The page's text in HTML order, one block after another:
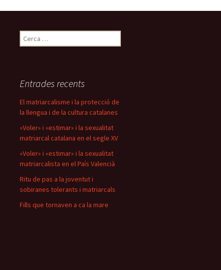
Cerca:
Entrades recents
El matriarcalisme i la protecció de
la llengua i de la cultura catalanes
«Voler» i «estimar» i la sexualitat
matriarcal catalana en el segle XV
«Voler» i «estimar» i la sexualitat
matriarcalista en el País Valencià
Ritu de pas a la joventut i
sobiranes tolerants i matriarcals
Fills que tornaven a ca la mare